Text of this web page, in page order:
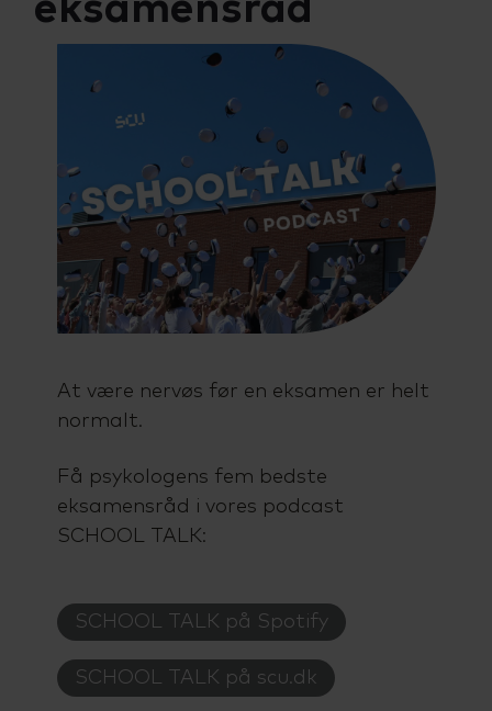
eksamensråd
At være nervøs før en eksamen er helt
normalt.
Få psykologens fem bedste
eksamensråd i vores podcast
SCHOOL TALK:
SCHOOL TALK på Spotify
SCHOOL TALK på scu.dk
Ordblindeundervisning (OBU)
Talenttilbud